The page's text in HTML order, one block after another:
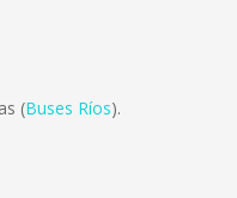
(Buses Ríos).